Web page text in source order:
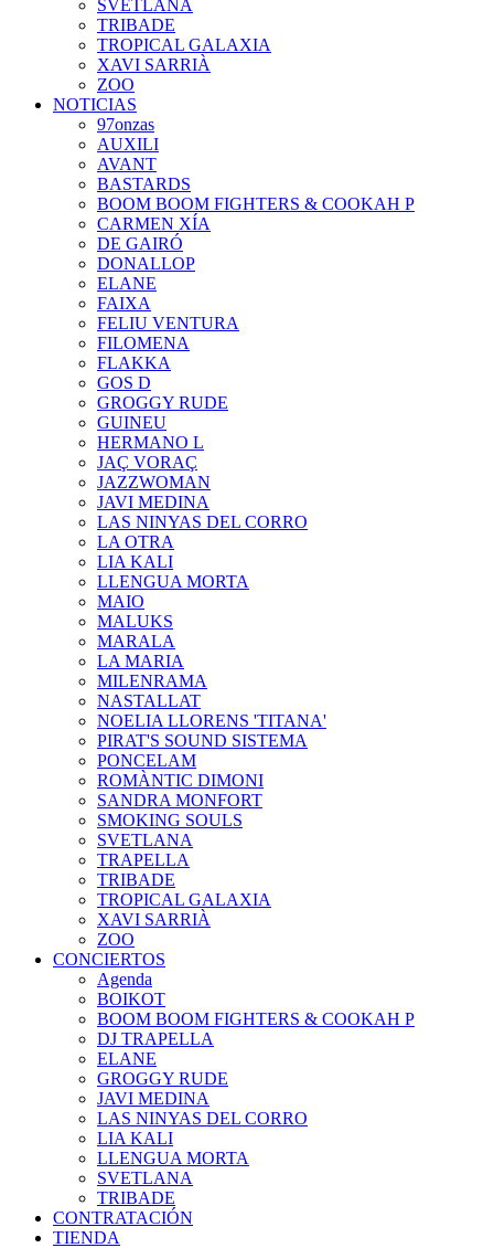
SVETLANA
TRIBADE
TROPICAL GALAXIA
XAVI SARRIÀ
ZOO
NOTICIAS
97onzas
AUXILI
AVANT
BASTARDS
BOOM BOOM FIGHTERS & COOKAH P
CARMEN XÍA
DE GAIRÓ
DONALLOP
ELANE
FAIXA
FELIU VENTURA
FILOMENA
FLAKKA
GOS D
GROGGY RUDE
GUINEU
HERMANO L
JAÇ VORAÇ
JAZZWOMAN
JAVI MEDINA
LAS NINYAS DEL CORRO
LA OTRA
LIA KALI
LLENGUA MORTA
MAIO
MALUKS
MARALA
LA MARIA
MILENRAMA
NASTALLAT
NOELIA LLORENS 'TITANA'
PIRAT'S SOUND SISTEMA
PONCELAM
ROMÀNTIC DIMONI
SANDRA MONFORT
SMOKING SOULS
SVETLANA
TRAPELLA
TRIBADE
TROPICAL GALAXIA
XAVI SARRIÀ
ZOO
CONCIERTOS
Agenda
BOIKOT
BOOM BOOM FIGHTERS & COOKAH P
DJ TRAPELLA
ELANE
GROGGY RUDE
JAVI MEDINA
LAS NINYAS DEL CORRO
LIA KALI
LLENGUA MORTA
SVETLANA
TRIBADE
CONTRATACIÓN
TIENDA